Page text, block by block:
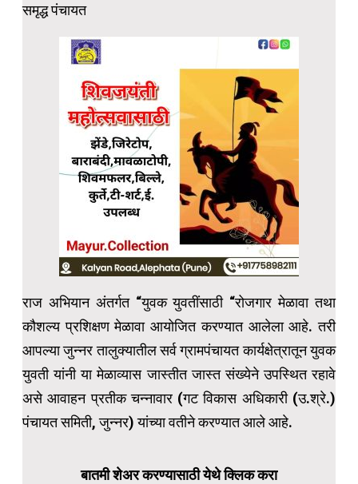
समृद्ध पंचायत
राज अभियान अंतर्गत “युवक युवतींसाठी “रोजगार मेळावा तथा
कौशल्य प्रशिक्षण मेळावा आयोजित करण्यात आलेला आहे. तरी
आपल्या जुन्नर तालुक्यातील सर्व ग्रामपंचायत कार्यक्षेत्रातून युवक
युवती यांनी या मेळाव्यास जास्तीत जास्त संख्येने उपस्थित रहावे
असे आवाहन प्रतीक चन्नावार (गट विकास अधिकारी (उ.श्रे.)
पंचायत समिती, जुन्नर) यांच्या वतीने करण्यात आले आहे.
बातमी शेअर करण्यासाठी येथे क्लिक करा